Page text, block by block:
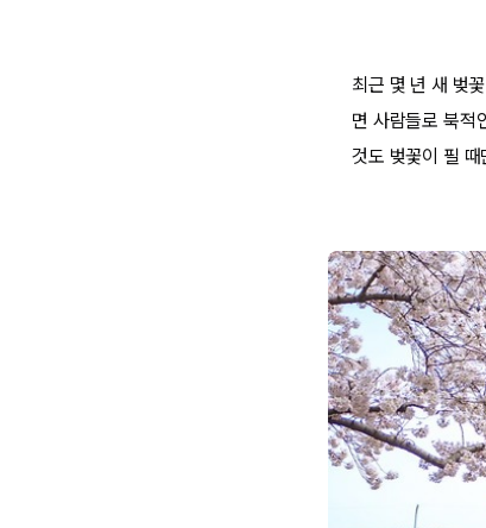
최근 몇 년 새 벚
면 사람들로 북적
것도 벚꽃이 필